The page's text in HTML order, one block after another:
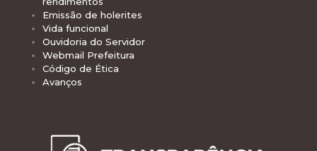
Emissão de holerites
Vida funcional
Ouvidoria do Servidor
Webmail Prefeitura
Código de Ética
Avanços